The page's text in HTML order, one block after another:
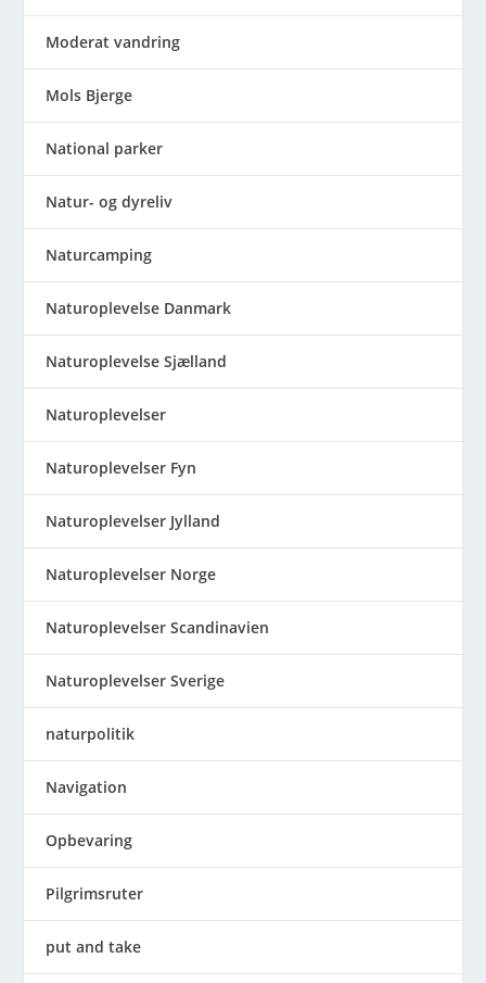
Moderat vandring
Mols Bjerge
National parker
Natur- og dyreliv
Naturcamping
Naturoplevelse Danmark
Naturoplevelse Sjælland
Naturoplevelser
Naturoplevelser Fyn
Naturoplevelser Jylland
Naturoplevelser Norge
Naturoplevelser Scandinavien
Naturoplevelser Sverige
naturpolitik
Navigation
Opbevaring
Pilgrimsruter
put and take